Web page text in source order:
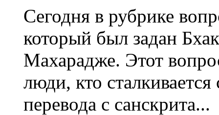
Сегодня в рубрике
который был задан
Махарадже. Этот
люди, кто
перевода с санскрита...